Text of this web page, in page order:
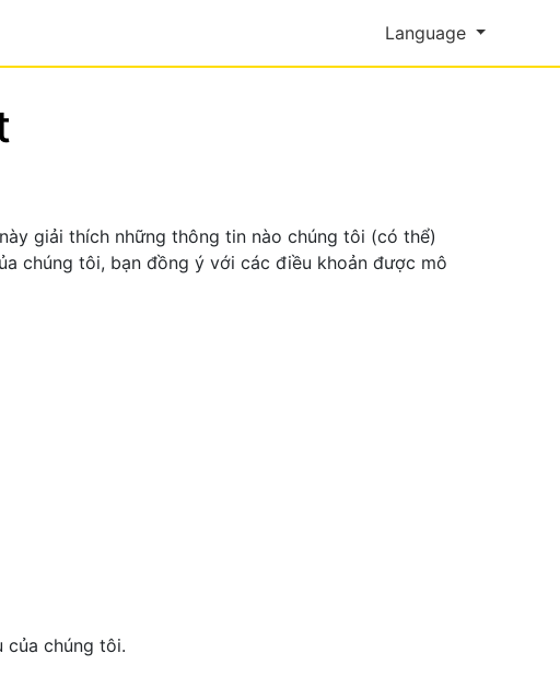
Language
giải thích những thông tin nào chúng tôi (có thể)
chúng tôi, bạn đồng ý với các điều khoản được mô
của chúng tôi.